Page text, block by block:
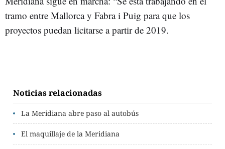
tramo entre Mallorca y Fabra i Puig para que los
proyectos puedan licitarse a partir de 2019.
Noticias relacionadas
La Meridiana abre paso al autobús
El maquillaje de la Meridiana